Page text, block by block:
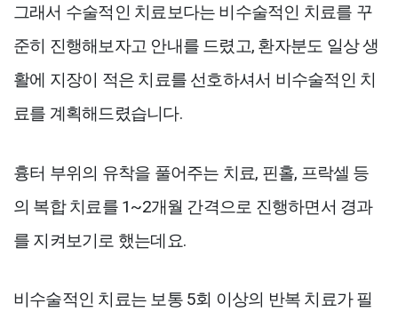
그래서 수술적인 치료보다는 비수술적인 치료를 꾸
준히 진행해보자고 안내를 드렸고, 환자분도 일상 생
활에 지장이 적은 치료를 선호하셔서 비수술적인 치
료를 계획해드렸습니다.
흉터 부위의 유착을 풀어주는 치료, 핀홀, 프락셀 등
의 복합 치료를 1~2개월 간격으로 진행하면서 경과
를 지켜보기로 했는데요.
비수술적인 치료는 보통 5회 이상의 반복 치료가 필